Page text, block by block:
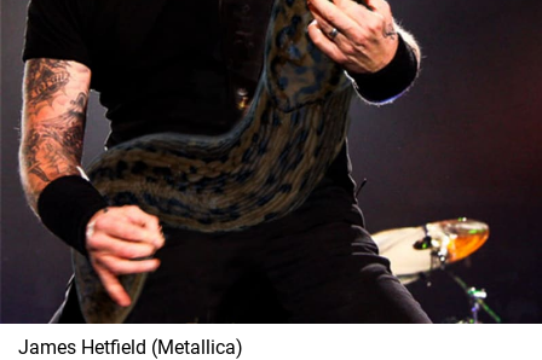
James Hetfield (Metallica)